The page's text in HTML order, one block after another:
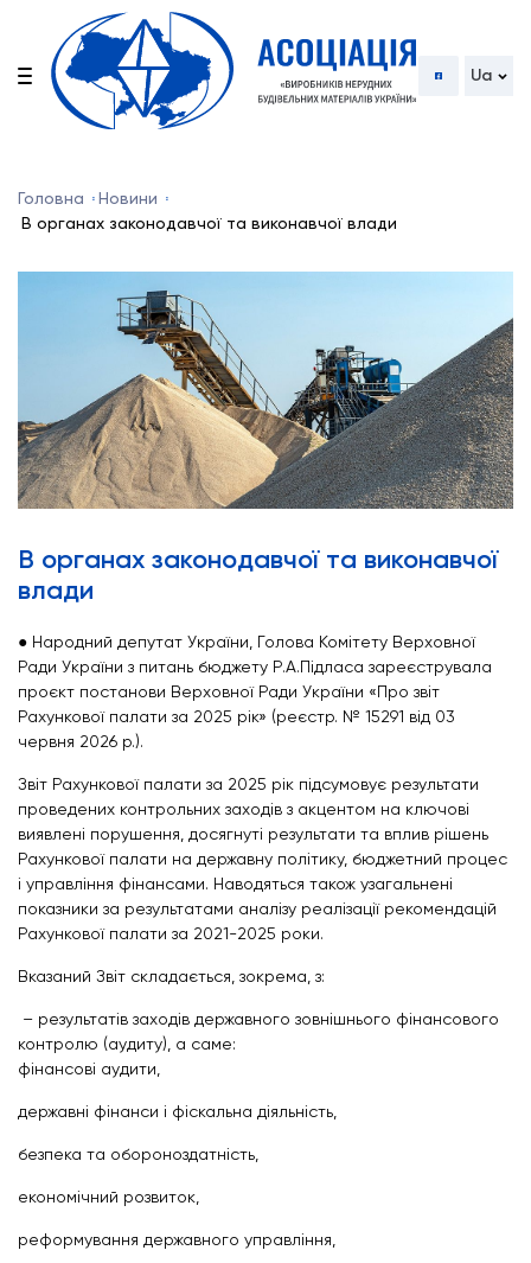
Ua
Головна
Новини
В органах законодавчої та виконавчої влади
В органах законодавчої та виконавчої
влади
● Народний депутат України, Голова Комітету Верховної
Ради України з питань бюджету Р.А.Підласа зареєструвала
проєкт постанови Верховної Ради України «Про звіт
Рахункової палати за 2025 рік» (реєстр. № 15291 від 03
червня 2026 р.).
Звіт Рахункової палати за 2025 рік підсумовує результати
проведених контрольних заходів з акцентом на ключові
виявлені порушення, досягнуті результати та вплив рішень
Рахункової палати на державну політику, бюджетний процес
і управління фінансами. Наводяться також узагальнені
показники за результатами аналізу реалізації рекомендацій
Рахункової палати за 2021-2025 роки.
Вказаний Звіт складається, зокрема, з:
– результатів заходів державного зовнішнього фінансового
контролю (аудиту), а саме:
фінансові аудити,
державні фінанси і фіскальна діяльність,
безпека та обороноздатність,
економічний розвиток,
реформування державного управління,